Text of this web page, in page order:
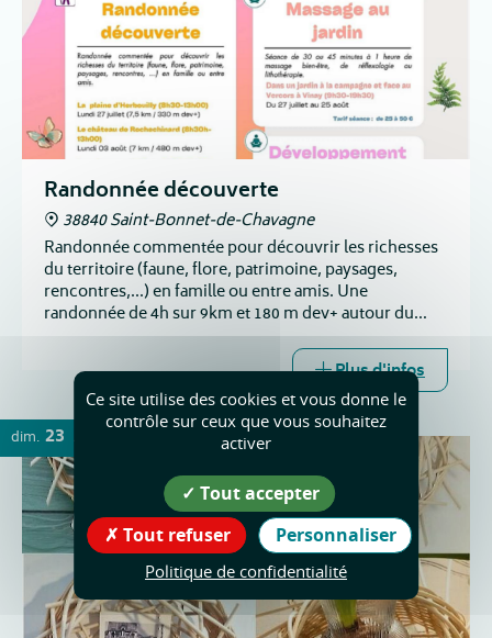
Randonnée découverte
38840 Saint-Bonnet-de-Chavagne
Randonnée commentée pour découvrir les richesses
du territoire (faune, flore, patrimoine, paysages,
rencontres,...) en famille ou entre amis. Une
randonnée de 4h sur 9km et 180 m dev+ autour du
château de l'Arthaudière et du village.
Plus d'infos
dim. 23
Ce site utilise des cookies et vous donne le
contrôle sur ceux que vous souhaitez
activer
Tout accepter
Tout refuser
Personnaliser
Politique de confidentialité